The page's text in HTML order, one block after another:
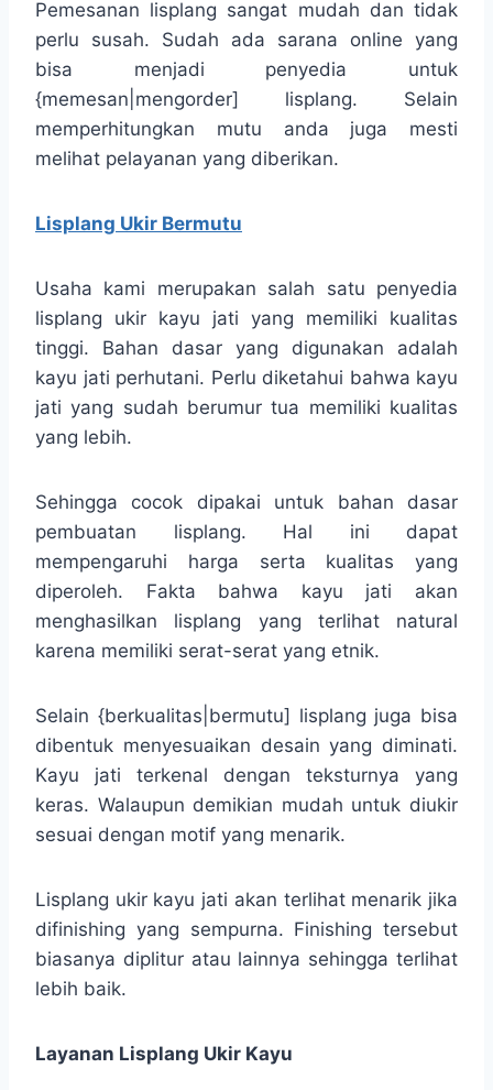
Pemesanan lisplang sangat mudah dan tidak
perlu susah. Sudah ada sarana online yang
bisa menjadi penyedia untuk
{memesan|mengorder] lisplang. Selain
memperhitungkan mutu anda juga mesti
melihat pelayanan yang diberikan.
Lisplang Ukir Bermutu
Usaha kami merupakan salah satu penyedia
lisplang ukir kayu jati yang memiliki kualitas
tinggi. Bahan dasar yang digunakan adalah
kayu jati perhutani. Perlu diketahui bahwa kayu
jati yang sudah berumur tua memiliki kualitas
yang lebih.
Sehingga cocok dipakai untuk bahan dasar
pembuatan lisplang. Hal ini dapat
mempengaruhi harga serta kualitas yang
diperoleh. Fakta bahwa kayu jati akan
menghasilkan lisplang yang terlihat natural
karena memiliki serat-serat yang etnik.
Selain {berkualitas|bermutu] lisplang juga bisa
dibentuk menyesuaikan desain yang diminati.
Kayu jati terkenal dengan teksturnya yang
keras. Walaupun demikian mudah untuk diukir
sesuai dengan motif yang menarik.
Lisplang ukir kayu jati akan terlihat menarik jika
difinishing yang sempurna. Finishing tersebut
biasanya diplitur atau lainnya sehingga terlihat
lebih baik.
Layanan Lisplang Ukir Kayu